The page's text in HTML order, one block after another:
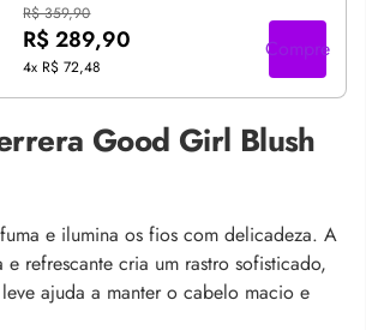
R$ 359,90
R$ 289,90
4x R$ 72,48
Compre
Good Girl Blush
e ilumina os fios com delicadeza. A
refrescante cria um rastro sofisticado,
ajuda a manter o cabelo macio e